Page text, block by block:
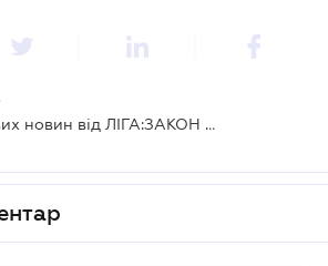
Дайджест податкових новин від ЛІГА:ЗАКОН Бізнес